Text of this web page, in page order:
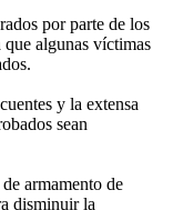
por parte de los
algunas víctimas
y la extensa
sean
armamento de
disminuir la